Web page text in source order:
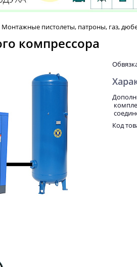
Монтажные пистолеты, патроны, газ,
компрессора
Код